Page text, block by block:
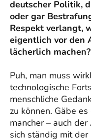
deutscher Politik,
oder gar
Respekt verlangt,
eigentlich vor den
lächerlich
Puh, man muss
technologische
menschliche
zu können. Gäbe
mancher – auch
sich ständig mit der